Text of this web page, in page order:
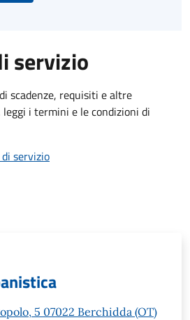
servizio
scadenze, requisiti e altre
i termini e le condizioni di
servizio
5 07022 Berchidda (OT)